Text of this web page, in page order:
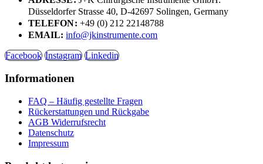
Düsseldorfer Strasse 40, D-42697 Solingen, Germany
TELEFON: +49 (0) 212 22148788
EMAIL: info@jkinstrumente.com
Facebook Instagram Linkedin
Informationen
FAQ – Häufig gestellte Fragen
Rückerstattungen und Rückgabe
AGB Widerrufsrecht
Datenschutz
Impressum